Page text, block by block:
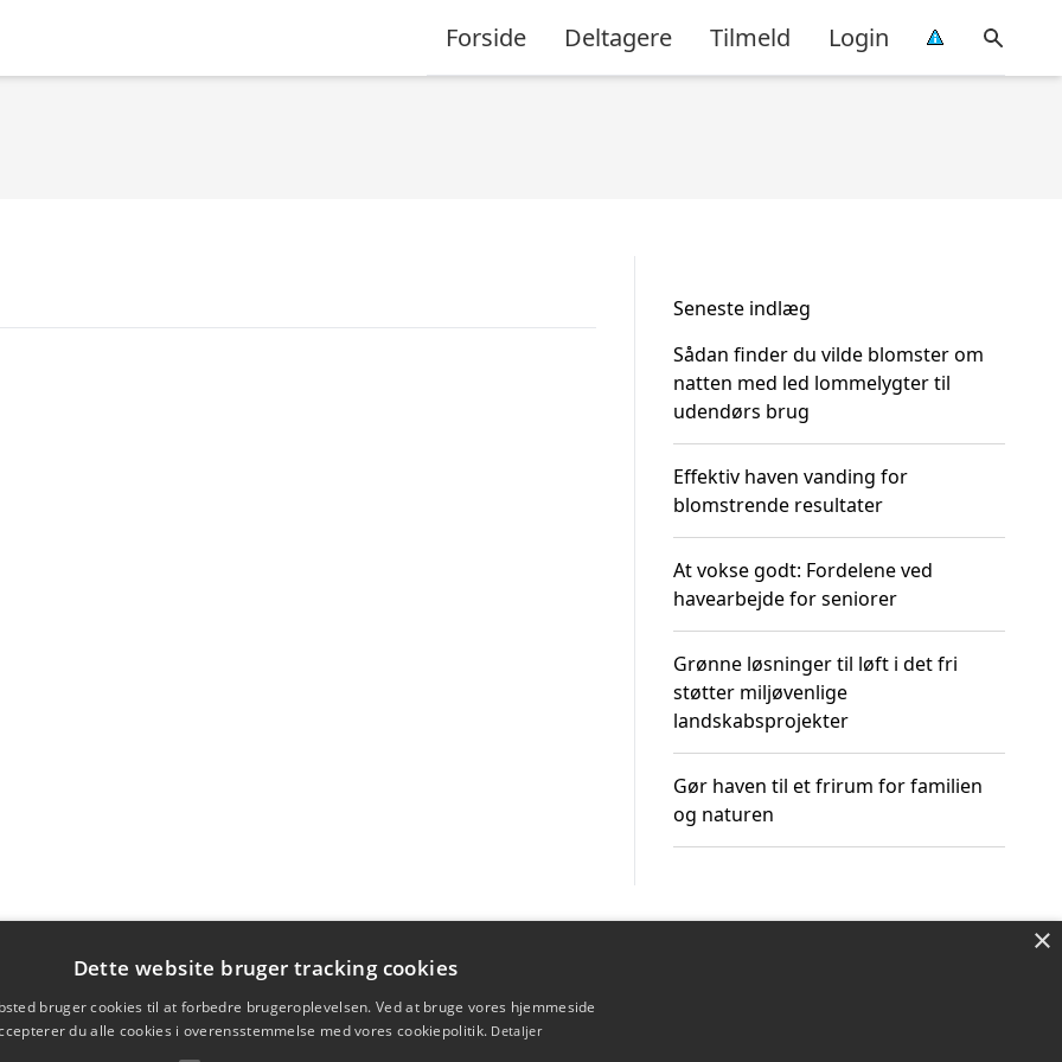
Forside Deltagere Tilmeld Login
Seneste indlæg
Sådan finder du vilde blomster om
natten med led lommelygter til
udendørs brug
Effektiv haven vanding for
blomstrende resultater
At vokse godt: Fordelene ved
havearbejde for seniorer
Grønne løsninger til løft i det fri
støtter miljøvenlige
landskabsprojekter
Gør haven til et frirum for familien
og naturen
×
Dette website bruger tracking cookies
bruger cookies til at forbedre brugeroplevelsen. Ved at bruge vores hjemmeside
du alle cookies i overensstemmelse med vores cookiepolitik. Detaljer